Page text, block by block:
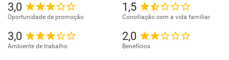
3,0
Oportunidade de promoção
1,5
Conciliação com a vida familiar
3,0
Ambiente de trabalho
2,0
Benefícios